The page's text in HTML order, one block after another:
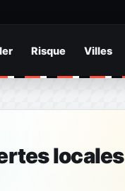
Risque Villes
locales